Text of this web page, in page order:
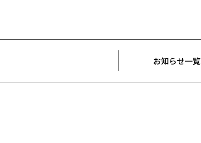
お知らせ一覧